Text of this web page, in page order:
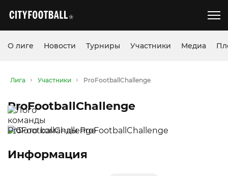
О лиге Новости Турниры Участники Медиа
Лига Участники ProFootballChallenge
ProFootballChallenge
Информация